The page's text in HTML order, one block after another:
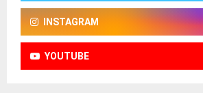
INSTAGRAM
YOUTUBE